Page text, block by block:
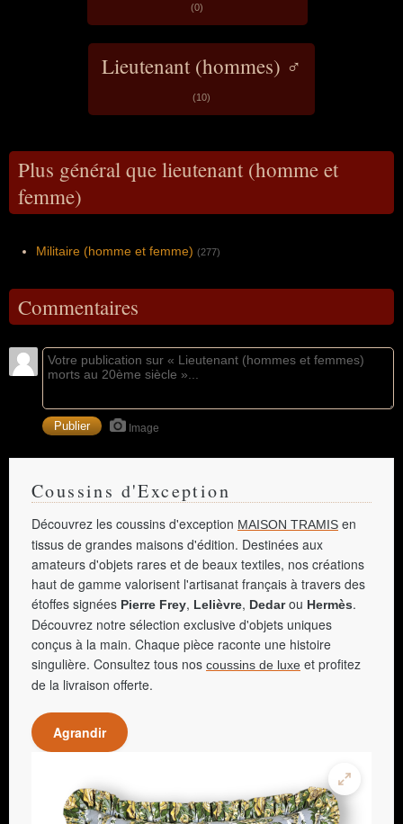
(0)
Lieutenant (hommes) ♂
(10)
Plus général que lieutenant (homme et
femme)
Militaire (homme et femme) (277)
Commentaires
Image
Coussins d'Exception
Découvrez les coussins d'exception MAISON TRAMIS en
tissus de grandes maisons d'édition. Destinées aux
amateurs d'objets rares et de beaux textiles, nos créations
haut de gamme valorisent l'artisanat français à travers des
étoffes signées Pierre Frey, Lelièvre, Dedarou Hermès.
Découvrez notre sélection exclusive d'objets uniques
conçus à la main. Chaque pièce raconte une histoire
singulière. Consultez tous nos coussins de luxe et profitez
de la livraison offerte.
Agrandir